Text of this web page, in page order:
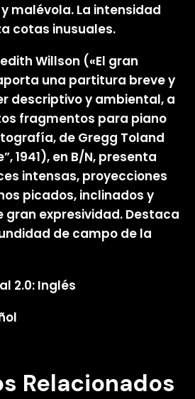
malévola. La intensidad
cotas inusuales.
Willson («El gran
una partitura breve y
descriptivo y ambiental, a
fragmentos para piano
de Gregg Toland
1941), en B/N, presenta
intensas, proyecciones
picados, inclinados y
expresividad. Destaca
de campo de la
2.0: Inglés
Relacionados